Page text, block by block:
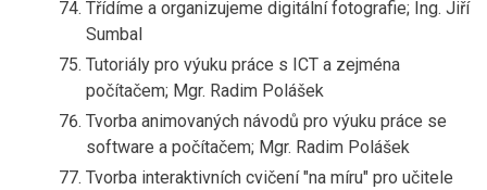
Třídíme a organizujeme digitální fotografie; Ing. Jiří
Sumbal
Tutoriály pro výuku práce s ICT a zejména
počítačem; Mgr. Radim Polášek
Tvorba animovaných návodů pro výuku práce se
software a počítačem; Mgr. Radim Polášek
Tvorba interaktivních cvičení "na míru" pro učitele